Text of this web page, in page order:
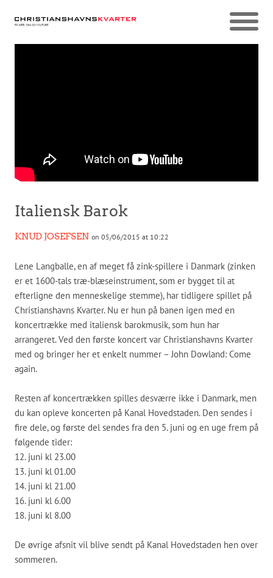
Italiensk Barok
KNUD JOSEFSEN on 05/06/2015 at 10:22
Lene Langballe, en af meget få zink-spillere i Danmark (zinken
er et 1600-tals træ-blæseinstrument, som er bygget til at
efterligne den menneskelige stemme), har tidligere spillet på
Christianshavns Kvarter. Nu er hun på banen igen med en
koncertrække med italiensk barokmusik, som hun har
arrangeret. Ved den første koncert var Christianshavns Kvarter
med og bringer her et enkelt nummer – John Dowland: Come
again.
Resten af koncertrækken spilles desværre ikke i Danmark, men
du kan opleve koncerten på Kanal Hovedstaden. Den sendes i
fire dele, og første del sendes fra den 5. juni og en uge frem på
følgende tider:
12. juni kl 23.00
13. juni kl 01.00
14. juni kl 21.00
16. juni kl 6.00
18. juni kl 8.00
De øvrige afsnit vil blive sendt på Kanal Hovedstaden hen over
sommeren.